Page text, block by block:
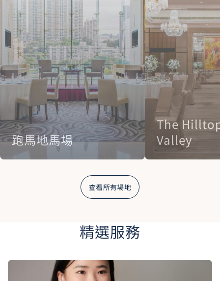
跑馬地馬場
The
Valley
查看所有場地
精選服務